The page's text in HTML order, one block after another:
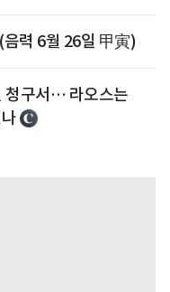
력 6월 26일 甲寅)
청구서… 라오스는